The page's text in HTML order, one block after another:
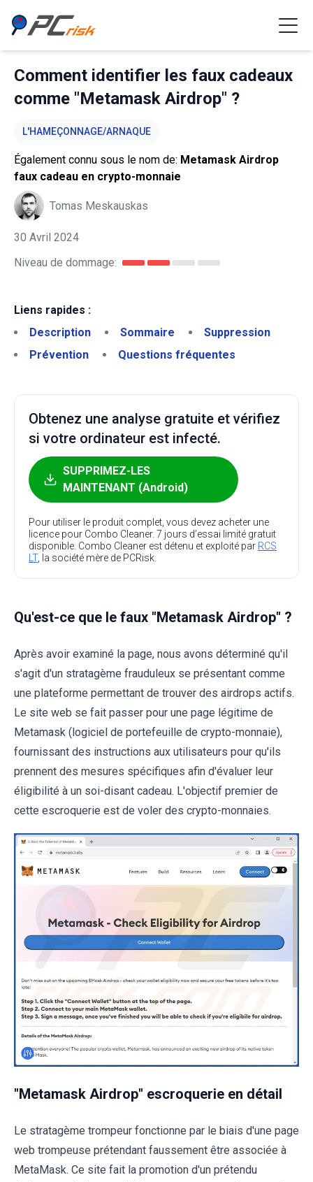
Comment identifier les faux cadeaux
comme "Metamask Airdrop" ?
L'HAMEÇONNAGE/ARNAQUE
Également connu sous le nom de: Metamask Airdrop
faux cadeau en crypto-monnaie
Tomas Meskauskas
30 Avril 2024
Niveau de dommage:
Liens rapides :
Description
Sommaire
Suppression
Prévention
Questions fréquentes
Obtenez une analyse gratuite et vérifiez
si votre ordinateur est infecté.
SUPPRIMEZ-LES
MAINTENANT (Android)
Pour utiliser le produit complet, vous devez acheter une
licence pour Combo Cleaner. 7 jours d’essai limité gratuit
disponible. Combo Cleaner est détenu et exploité par RCS
LT, la société mère de PCRisk.
Qu'est-ce que le faux "Metamask Airdrop" ?
Après avoir examiné la page, nous avons déterminé qu'il
s'agit d'un stratagème frauduleux se présentant comme
une plateforme permettant de trouver des airdrops actifs.
Le site web se fait passer pour une page légitime de
Metamask (logiciel de portefeuille de crypto-monnaie),
fournissant des instructions aux utilisateurs pour qu'ils
prennent des mesures spécifiques afin d'évaluer leur
éligibilité à un soi-disant cadeau. L'objectif premier de
cette escroquerie est de voler des crypto-monnaies.
"Metamask Airdrop" escroquerie en détail
Le stratagème trompeur fonctionne par le biais d'une page
web trompeuse prétendant faussement être associée à
MetaMask. Ce site fait la promotion d'un prétendu